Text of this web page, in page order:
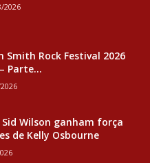
2026
Smith Rock Festival 2026
Parte...
Wilson ganham força
de Kelly Osbourne